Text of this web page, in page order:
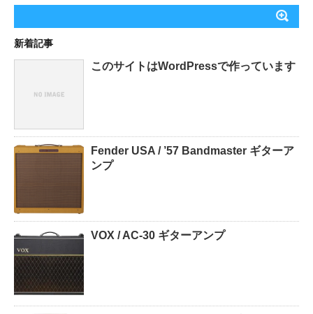
新着記事
このサイトはWordPressで作っています
Fender USA / ’57 Bandmaster ギターア
ンプ
VOX / AC-30 ギターアンプ